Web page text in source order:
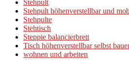
Stehpult
Stehpult höhenverstellbar und
Stehpulte
Stehtisch
Steppie balancierbrett
Tisch höhenverstellbar selbst
wohnen und arbeiten